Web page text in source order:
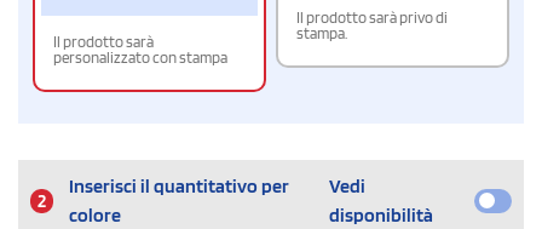
Il prodotto sarà
personalizzato con stampa
Il prodotto sarà privo di
stampa.
2
Inserisci il quantitativo per
colore
Vedi
disponibilità